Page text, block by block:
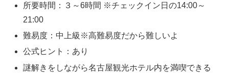
所要時間：３～6時間 ※チェックイン日の14:00～
21:00
難易度：中上級※高難易度だから難しいよ
公式ヒント：あり
謎解きをしながら名古屋観光ホテル内を満喫できる